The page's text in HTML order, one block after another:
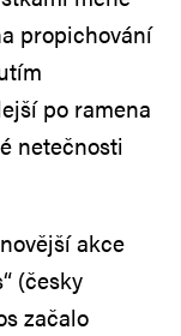
propichování
po ramena
netečnosti
akce
(česky
začalo